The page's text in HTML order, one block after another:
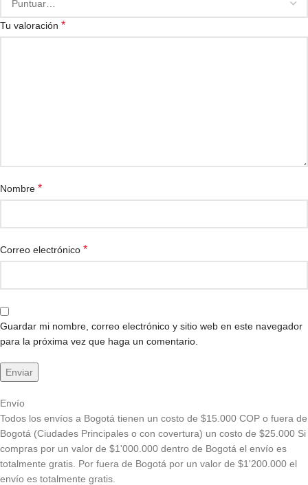
Tu valoración *
Nombre *
Correo electrónico *
Guardar mi nombre, correo electrónico y sitio web en este navegador
para la próxima vez que haga un comentario.
Envío
Todos los envíos a Bogotá tienen un costo de $15.000 COP o fuera de
Bogotá (Ciudades Principales o con covertura) un costo de $25.000 Si
compras por un valor de $1'000.000 dentro de Bogotá el envío es
totalmente gratis. Por fuera de Bogotá por un valor de $1'200.000 el
envío es totalmente gratis.